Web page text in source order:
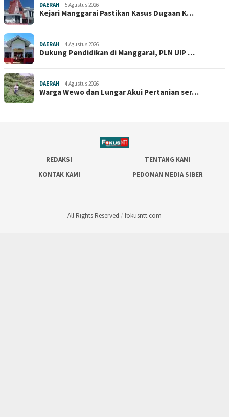
DAERAH 5 Agustus 2026
Kejari Manggarai Pastikan Kasus Dugaan K…
DAERAH 4 Agustus 2026
Dukung Pendidikan di Manggarai, PLN UIP …
DAERAH 4 Agustus 2026
Warga Wewo dan Lungar Akui Pertanian ser…
REDAKSI
TENTANG KAMI
KONTAK KAMI
PEDOMAN MEDIA SIBER
All Rights Reserved / fokusntt.com